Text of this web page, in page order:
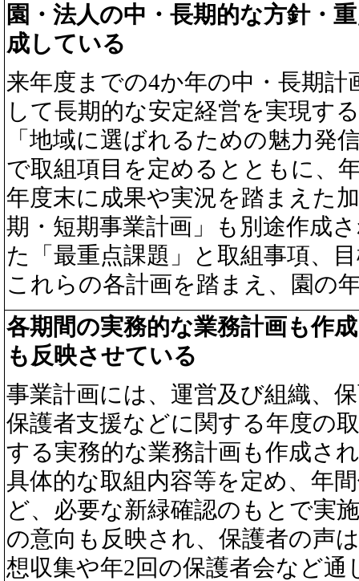
園・法人の中・長期的な方針・
成している
来年度までの4か年の中・長期
して長期的な安定経営を実現す
「地域に選ばれるための魅力発
で取組項目を定めるとともに、
年度末に成果や実況を踏まえた
期・短期事業計画」も別途作成
た「最重点課題」と取組事項、
これらの各計画を踏まえ、園の
各期間の実務的な業務計画も作
も反映させている
事業計画には、運営及び組織、
保護者支援などに関する年度の
する実務的な業務計画も作成さ
具体的な取組内容等を定め、年
ど、必要な新緑確認のもとで実
の意向も反映され、保護者の声
想収集や年2回の保護者会など